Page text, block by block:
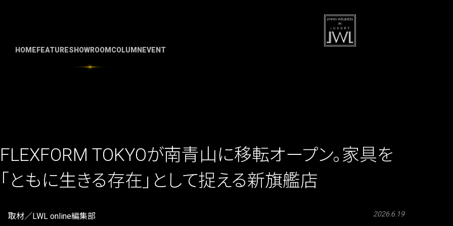
HOME FEATURESHOWROOM COLUMN EVENT
FLEXFORM TOKYOが南青山に移転オープン。家具を
「ともに生きる存在」として捉える新旗艦店
取材／LWL online編集部 2026.6.19